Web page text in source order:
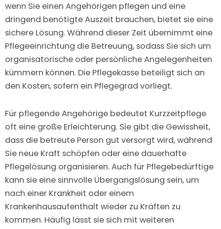
wenn Sie einen Angehörigen pflegen und eine
dringend benötigte Auszeit brauchen, bietet sie eine
sichere Lösung. Während dieser Zeit übernimmt eine
Pflegeeinrichtung die Betreuung, sodass Sie sich um
organisatorische oder persönliche Angelegenheiten
kümmern können. Die Pflegekasse beteiligt sich an
den Kosten, sofern ein Pflegegrad vorliegt.
Für pflegende Angehörige bedeutet Kurzzeitpflege
oft eine große Erleichterung. Sie gibt die Gewissheit,
dass die betreute Person gut versorgt wird, während
Sie neue Kraft schöpfen oder eine dauerhafte
Pflegelösung organisieren. Auch für Pflegebedürftige
kann sie eine sinnvolle Übergangslösung sein, um
nach einer Krankheit oder einem
Krankenhausaufenthalt wieder zu Kräften zu
kommen. Häufig lässt sie sich mit weiteren